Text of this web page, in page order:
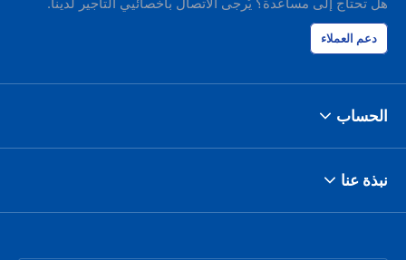
دعم العملاء
الحساب
نبذة عنا